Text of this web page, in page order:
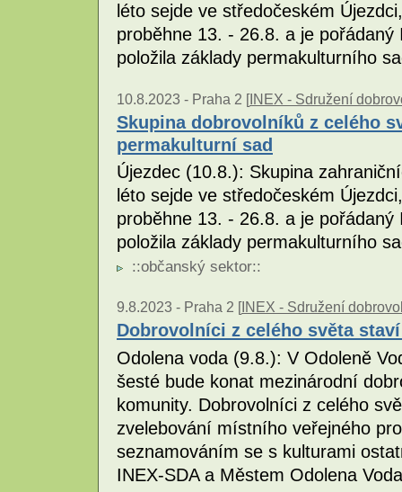
léto sejde ve středočeském
proběhne 13. - 26.8. a je
položila základy permakulturního
10.8.2023 - Praha 2 [INEX - Sdružení
Skupina dobrovolníků z celého
permakulturní sad
Újezdec (10.8.): Skupina
léto sejde ve středočeském
proběhne 13. - 26.8. a je
položila základy permakulturního
::občanský sektor::
9.8.2023 - Praha 2 [INEX - Sdružení
Dobrovolníci z celého světa
Odolena voda (9.8.): V Odoleně
šesté bude konat mezinárodní
komunity. Dobrovolníci z celého
zvelebování místního veřejného
seznamováním se s kulturami
INEX-SDA a Městem Odolena